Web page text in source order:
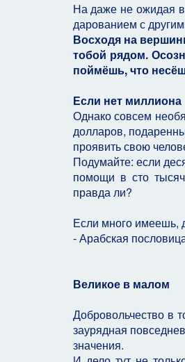
На даже не ожидая
дарованием с
Восходя на
тобой рядом.
поймёшь, что
Если нет миллиона
Однако совсем
долларов,
проявить свою
Подумайте: если
помощи в сто
правда ли?
Если много имеешь,
- Арабская
Великое в малом
Добровольчество в
заурядная
значения.